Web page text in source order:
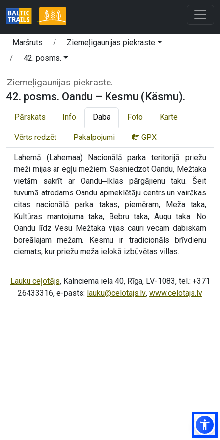
Maršruts
Ziemeļigaunijas piekraste
42. posms.
Ziemeļigaunijas piekraste.
42. posms. Oandu – Kesmu (Käsmu).
Pārskats Info Daba Foto Karte
Vērts redzēt Pakalpojumi GPX
Lahemā (Lahemaa) Nacionālā parka teritorijā priežu
meži mijas ar egļu mežiem. Sasniedzot Oandu, Mežtaka
vietām sakrīt ar Oandu‒Iklas pārgājienu taku. Šeit
tuvumā atrodams Oandu apmeklētāju centrs un vairākas
citas nacionālā parka takas, piemēram, Meža taka,
Kultūras mantojuma taka, Bebru taka, Augu taka. No
Oandu līdz Vesu Mežtaka vijas cauri vecam dabiskam
boreālajam mežam. Kesmu ir tradicionāls brīvdienu
ciemats, kur priežu meža ielokā izbūvētas villas.
Lauku ceļotājs, Kalnciema iela 40, Rīga, LV-1083, tel.: +371
26433316, e-pasts: lauku@celotajs.lv, www.celotajs.lv